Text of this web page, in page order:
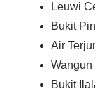
Leuwi
Bukit
Air
Bukit